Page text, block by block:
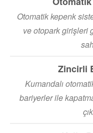
Otomatik kepenk
ve otopark girişleri
Zincirli
Kumandalı
bariyerler ile